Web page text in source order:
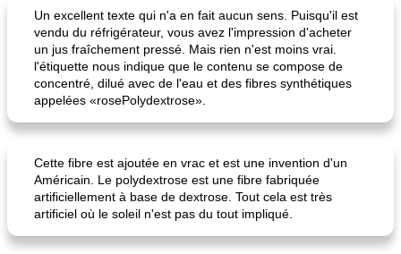
Un excellent texte qui n'a en fait aucun sens. Puisqu'il est
vendu du réfrigérateur, vous avez l'impression d'acheter
un jus fraîchement pressé. Mais rien n'est moins vrai.
l'étiquette nous indique que le contenu se compose de
concentré, dilué avec de l'eau et des fibres synthétiques
appelées «rosePolydextrose».
Cette fibre est ajoutée en vrac et est une invention d'un
Américain. Le polydextrose est une fibre fabriquée
artificiellement à base de dextrose. Tout cela est très
artificiel où le soleil n'est pas du tout impliqué.